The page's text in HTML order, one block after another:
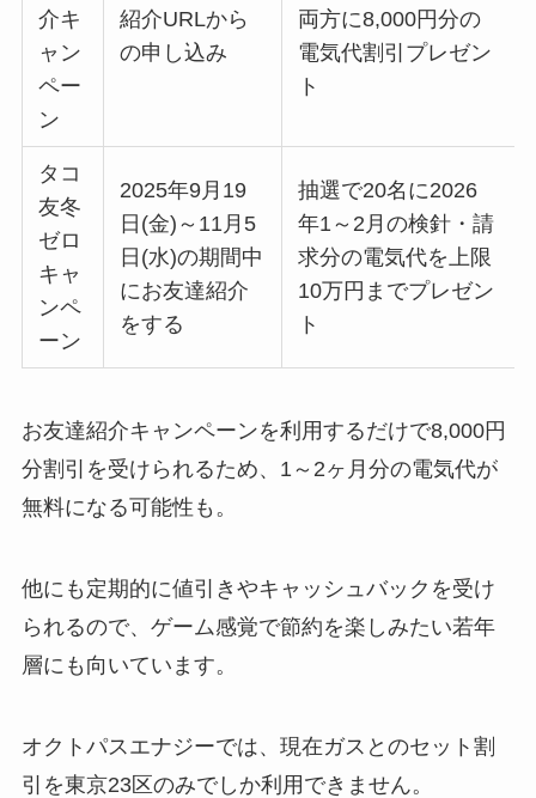
介キ
ャン
ペー
ン
紹介URLから
の申し込み
両方に8,000円分の
電気代割引プレゼン
ト
タコ
友冬
ゼロ
キャ
ンペ
ーン
2025年9月19
日(金)～11月5
日(水)の期間中
にお友達紹介
をする
抽選で20名に2026
年1～2月の検針・請
求分の電気代を上限
10万円までプレゼン
ト
お友達紹介キャンペーンを利用するだけで8,000円
分割引を受けられるため、1～2ヶ月分の電気代が
無料になる可能性も。
他にも定期的に値引きやキャッシュバックを受け
られるので、ゲーム感覚で節約を楽しみたい若年
層にも向いています。
オクトパスエナジーでは、現在ガスとのセット割
引を東京23区のみでしか利用できません。